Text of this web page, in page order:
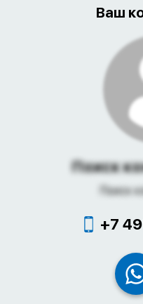
Ваш
Поиск
Поиск
+7